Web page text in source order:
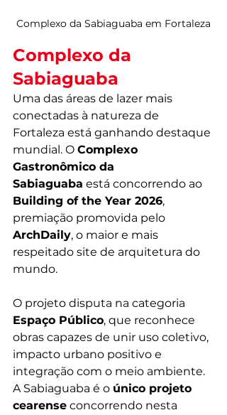
Complexo da Sabiaguaba em Fortaleza
Complexo da
Sabiaguaba
Uma das áreas de lazer mais
conectadas à natureza de
Fortaleza está ganhando destaque
mundial. O Complexo
Gastronômico da
Sabiaguaba está concorrendo ao
Building of the Year 2026,
premiação promovida pelo
ArchDaily, o maior e mais
respeitado site de arquitetura do
mundo.
O projeto disputa na categoria
Espaço Público, que reconhece
obras capazes de unir uso coletivo,
impacto urbano positivo e
integração com o meio ambiente.
A Sabiaguaba é o único projeto
cearense concorrendo nesta